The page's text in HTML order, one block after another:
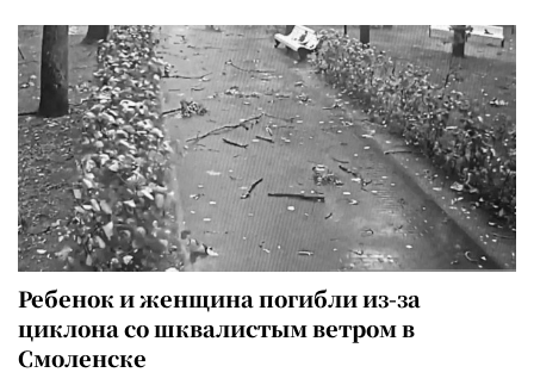
Ребенок и женщина погибли из-за
циклона со шквалистым ветром в
Смоленске